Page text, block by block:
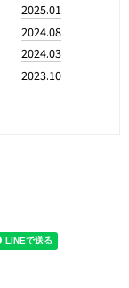
2025.01
2024.08
2024.03
2023.10